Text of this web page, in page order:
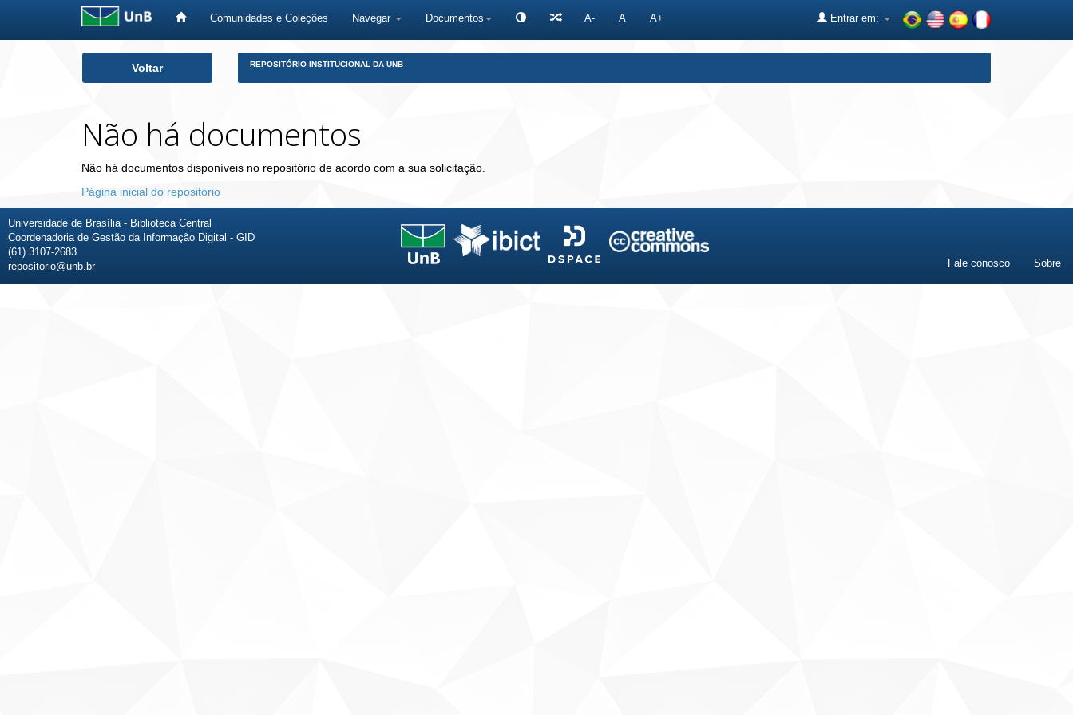
Comunidades e Coleções Navegar Documentos A- A A+ Entrar em:
Voltar REPOSITÓRIO INSTITUCIONAL DA UNB
Não há documentos
Não há documentos disponíveis no repositório de acordo com a sua solicitação.
Página inicial do repositório
Universidade de Brasília - Biblioteca Central
Coordenadoria de Gestão da Informação Digital - GID
(61) 3107-2683
repositorio@unb.br
Fale conosco Sobre